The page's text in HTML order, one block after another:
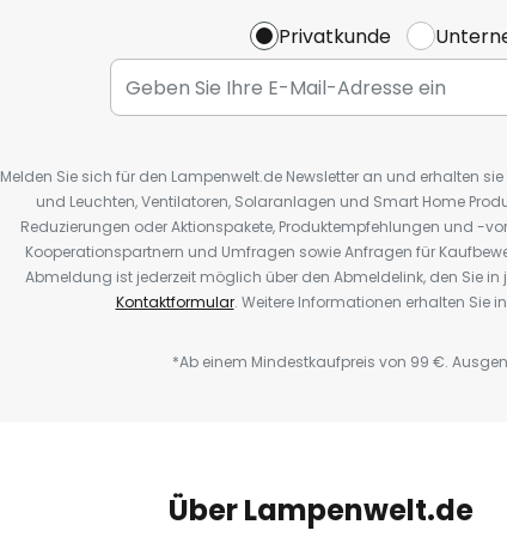
Privatkunde
Melden Sie sich für den Lampenwelt.de Newsletter an und erhalten
und Leuchten, Ventilatoren, Solaranlagen und Smart Home
Reduzierungen oder Aktionspakete, Produktempfehlungen und -
Kooperationspartnern und Umfragen sowie Anfragen für
Abmeldung ist jederzeit möglich über den Abmeldelink, den Sie in
Kontaktformular. Weitere Informationen erhalten Sie
*Ab einem Mindestkaufpreis von 99 €.
Über Lampenwelt.de